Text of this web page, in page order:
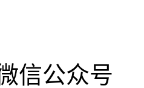
信公众号